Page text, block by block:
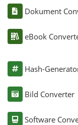
Dokument
eBook
Hash-
Bild Converter
Software